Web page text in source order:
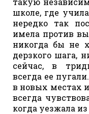
школе, где
нередко так
имела против
никогда бы не
дерзкого шага,
сейчас, в
всегда ее
в новых местах
всегда
когда уезжала